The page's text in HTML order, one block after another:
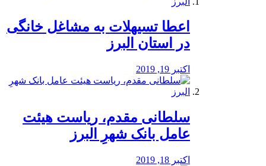
️اعطا تسیهلات به مشاغل خانگی
در استان البرز
اکتبر 19, 2019
سلطانی مقدم، ریاست هیئت
عامل بانک شهرِ البرز
اکتبر 18, 2019